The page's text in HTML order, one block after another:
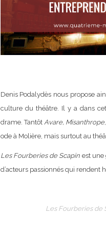
Denis Podalydès nous propose
culture du théâtre. Il y a dans
drame. Tantôt Avare, Misanthrope
ode à Molière, mais surtout au
Les Fourberies de Scapin est une
d’acteurs passionnés qui rendent
Les Fourberies de